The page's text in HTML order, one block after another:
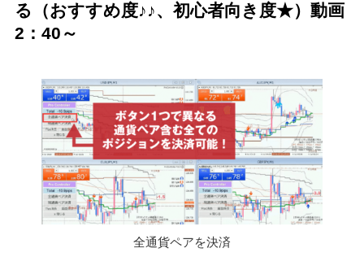
る（おすすめ度♪♪、初心者向き度★）動画
2：40～
全通貨ペアを決済